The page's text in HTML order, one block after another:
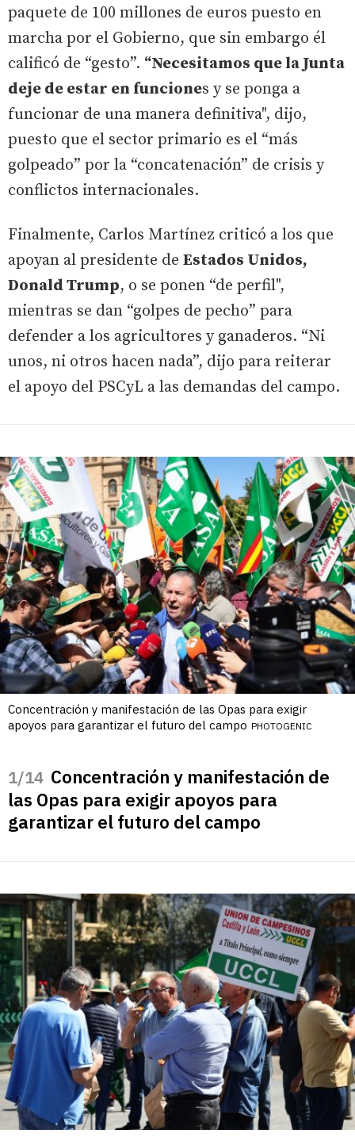
paquete de 100 millones de euros puesto en
marcha por el Gobierno, que sin embargo él
calificó de “gesto”. “Necesitamos que la Junta
deje de estar en funciones y se ponga a
funcionar de una manera definitiva", dijo,
puesto que el sector primario es el “más
golpeado” por la “concatenación” de crisis y
conflictos internacionales.
Finalmente, Carlos Martínez criticó a los que
apoyan al presidente de Estados Unidos,
Donald Trump, o se ponen “de perfil",
mientras se dan “golpes de pecho” para
defender a los agricultores y ganaderos. “Ni
unos, ni otros hacen nada”, dijo para reiterar
el apoyo del PSCyL a las demandas del campo.
Concentración y manifestación de las Opas para exigir
apoyos para garantizar el futuro del campo PHOTOGENIC
/14 Concentración y manifestación de
las Opas para exigir apoyos para
garantizar el futuro del campo